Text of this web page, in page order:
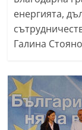
енергията,
Галина